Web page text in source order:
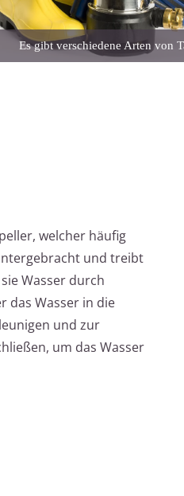
Es gibt verschiedene Arten von
welcher häufig
und treibt
Wasser durch
das Wasser in die
und zur
um das Wasser